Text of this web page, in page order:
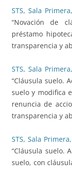
STS, Sala
“Novación de
préstamo
transparencia y
STS, Sala
“Cláusula suelo.
suelo y modifica
renuncia de
transparencia y
STS, Sala
“Cláusula suelo.
suelo, con